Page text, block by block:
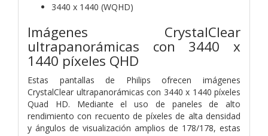
3440 x 1440 (WQHD)
Imágenes CrystalClear
ultrapanorámicas con 3440 x
1440 píxeles QHD
Estas pantallas de Philips ofrecen imágenes
CrystalClear ultrapanorámicas con 3440 x 1440 píxeles
Quad HD. Mediante el uso de paneles de alto
rendimiento con recuento de píxeles de alta densidad
y ángulos de visualización amplios de 178/178, estas